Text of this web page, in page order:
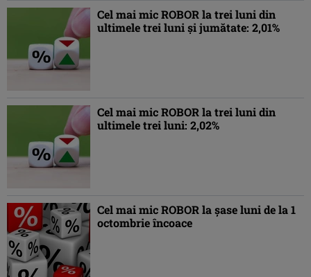
Cel mai mic ROBOR la trei luni din
ultimele trei luni şi jumătate: 2,01%
Cel mai mic ROBOR la trei luni din
ultimele trei luni: 2,02%
Cel mai mic ROBOR la şase luni de la 1
octombrie încoace